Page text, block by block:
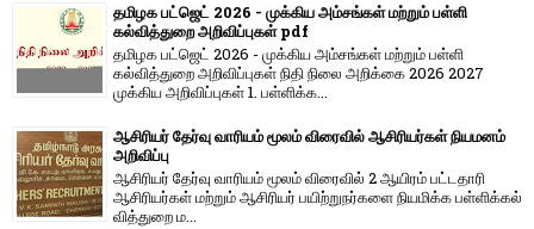
தமிழக பட்ஜெட் 2026 - முக்கிய அம்சங்கள் மற்றும் பள்ளி
கல்வித்துறை அறிவிப்புகள் pdf
தமிழக பட்ஜெட் 2026 - முக்கிய அம்சங்கள் மற்றும் பள்ளி
கல்வித்துறை அறிவிப்புகள் நிதி நிலை அறிக்கை 2026 2027
முக்கிய அறிவிப்புகள் 1. பள்ளிக்க...
ஆசிரியர் தேர்வு வாரியம் மூலம் விரைவில் ஆசிரியர்கள் நியமனம்
அறிவிப்பு
ஆசிரியர் தேர்வு வாரி​யம் மூலம் விரை​வில் 2 ஆயிரம் பட்​ட​தாரி
ஆசிரியர்​கள் மற்​றும் ஆசிரியர் பயிற்றுநர்​களை நியமிக்க பள்​ளிக்​கல்​
வித்​துறை ம...